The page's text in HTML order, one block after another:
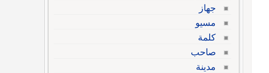
جهاز
مسيو
كلمة
صاحب
مدينة